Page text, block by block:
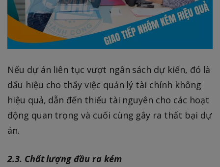
Nếu dự án liên tục vượt ngân sách dự kiến, đó là
dấu hiệu cho thấy việc quản lý tài chính không
hiệu quả, dẫn đến thiếu tài nguyên cho các hoạt
động quan trọng và cuối cùng gây ra thất bại dự
án.
2.3. Chất lượng đầu ra kém